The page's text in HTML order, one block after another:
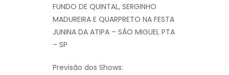
FUNDO DE QUINTAL, SERGINHO
MADUREIRA E QUARPRETO NA FESTA
JUNINA DA ATIPA – SÃO MIGUEL PTA
– SP
Previsão dos Shows: